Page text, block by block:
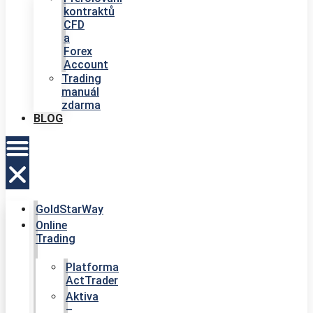
kontraktů
CFD
a
Forex
Account
Trading
manuál
zdarma
BLOG
GoldStarWay
Online
Trading
Platforma
ActTrader
Aktiva
–